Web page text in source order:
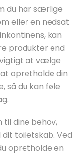
du har særlige
eller en nedsat
kan
produkter end
vigtigt at vælge
opretholde din
så du kan føle
til dine behov,
toiletskab. Ved
opretholde en